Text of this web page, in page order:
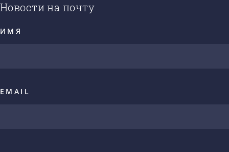
Новости на почту
ИМЯ
EMAIL